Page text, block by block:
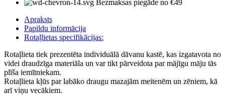
Bezmaksas piegāde no €49
Apraksts
Papildu informācija
Rotaļlietas specifikācijas:
Rotaļlieta tiek prezentēta individuālā dāvanu kastē, kas izgatavota no
videi draudzīga materiāla un var tikt pārveidota par mājīgu māju tās
plīša iemītniekam.
Rotaļlieta kļūs par labāko draugu mazajām meitenēm un zēniem, kā
arī viņu vecākiem.